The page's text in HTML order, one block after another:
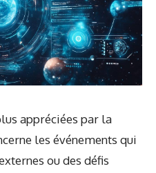
appréciées par la
les événements qui
ou des défis